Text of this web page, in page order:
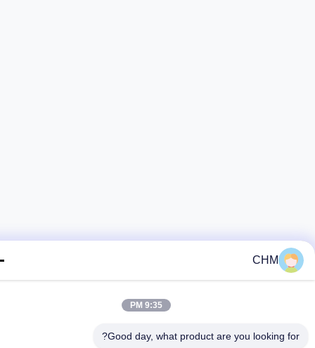
CHM
9:35 PM
Good day, what product are you looking